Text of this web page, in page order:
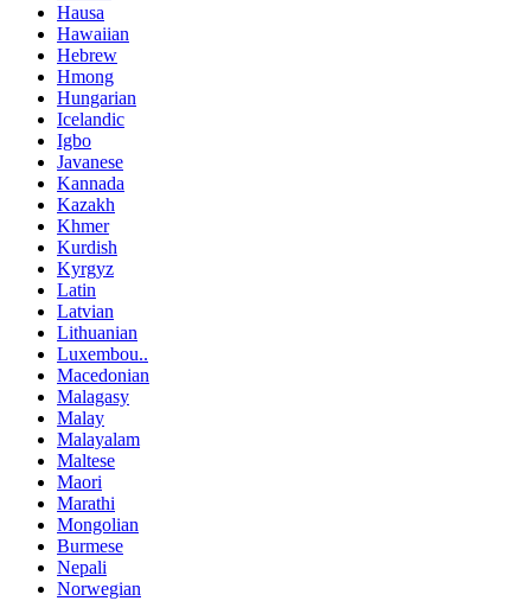
Hausa
Hawaiian
Hebrew
Hmong
Hungarian
Icelandic
Igbo
Javanese
Kannada
Kazakh
Khmer
Kurdish
Kyrgyz
Latin
Latvian
Lithuanian
Luxembou..
Macedonian
Malagasy
Malay
Malayalam
Maltese
Maori
Marathi
Mongolian
Burmese
Nepali
Norwegian